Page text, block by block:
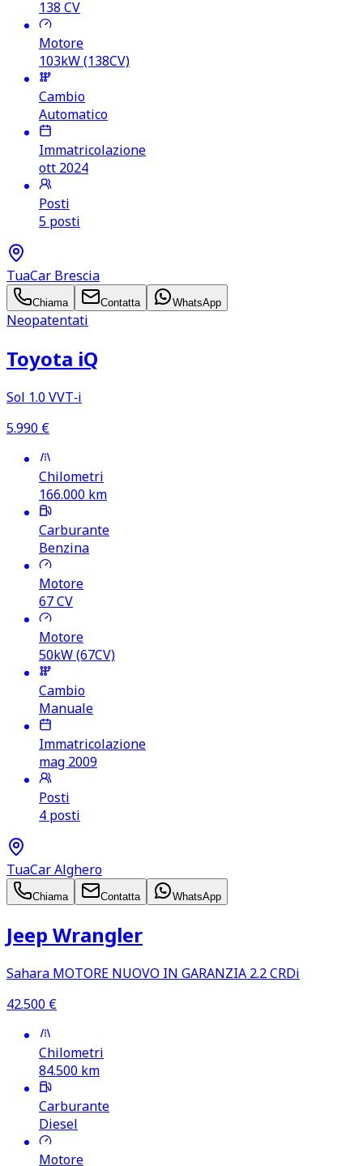
138 CV
Motore
103kW (138CV)
Cambio
Automatico
Immatricolazione
ott 2024
Posti
5 posti
TuaCar Brescia
Chiama Contatta WhatsApp
Neopatentati
Toyota iQ
Sol 1.0 VVT‑i
5.990 €
Chilometri
166.000 km
Carburante
Benzina
Motore
67CV
Motore
50kW (67CV)
Cambio
Manuale
Immatricolazione
mag 2009
Posti
4 posti
TuaCar Alghero
Chiama Contatta WhatsApp
Jeep Wrangler
Sahara MOTORE NUOVO IN GARANZIA 2.2 CRDi
42.500 €
Chilometri
84.500 km
Carburante
Diesel
Motore